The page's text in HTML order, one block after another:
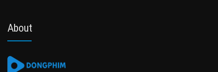
About